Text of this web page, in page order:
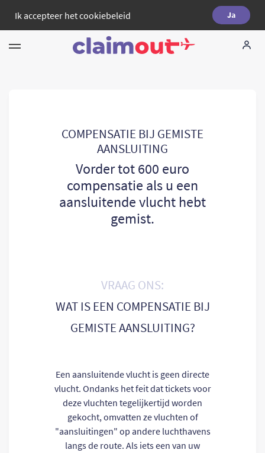
Ik accepteer hetcookiebeleid Ja
NL
COMPENSATIE BIJ GEMISTE
AANSLUITING
Vorder tot 600 euro
compensatie als u een
aansluitende vlucht hebt
gemist.
VRAAG ONS:
WAT IS EEN COMPENSATIE BIJ
GEMISTE AANSLUITING?
Een aansluitende vlucht is geen directe
vlucht. Ondanks het feit dat tickets voor
deze vluchten tegelijkertijd worden
gekocht, omvatten ze vluchten of
"aansluitingen" op andere luchthavens
langs de route. Als iets een van uw